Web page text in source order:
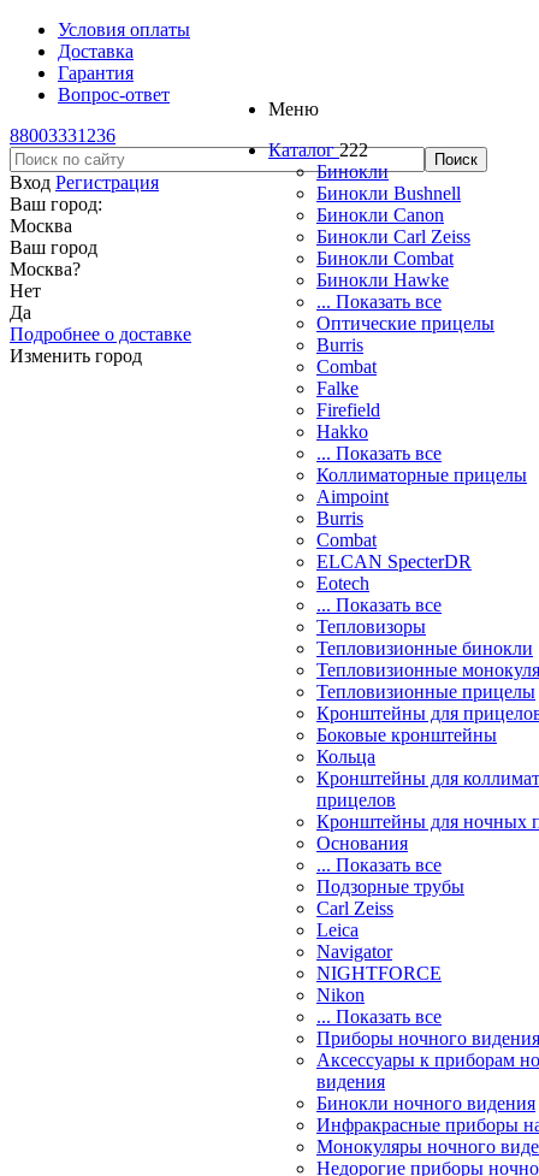
Условия оплаты
Доставка
Гарантия
Вопрос-ответ
88003331236
Вход Регистрация
Ваш город:
Москва
Ваш город
Москва?
Нет
Да
Подробнее о доставке
Изменить город
Меню
Каталог 222
Бинокли
Бинокли Bushnell
Бинокли Canon
Бинокли Carl Zeiss
Бинокли Combat
Бинокли Hawke
... Показать все
Оптические прицелы
Burris
Combat
Falke
Firefield
Hakko
... Показать все
Коллиматорные прицелы
Aimpoint
Burris
Combat
ELCAN SpecterDR
Eotech
... Показать все
Тепловизоры
Тепловизионные бинокли
Тепловизионные
Тепловизионные прицелы
Кронштейны для
Боковые кронштейны
Кольца
Кронштейны для
прицелов
Кронштейны для ночных
Основания
... Показать все
Подзорные трубы
Carl Zeiss
Leica
Navigator
NIGHTFORCE
Nikon
... Показать все
Приборы ночного видения
Аксессуары к приборам
видения
Бинокли ночного видения
Инфракрасные приборы
Монокуляры ночного
Недорогие приборы